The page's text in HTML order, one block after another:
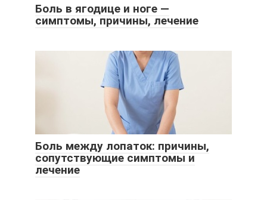
Боль в ягодице и ноге —
симптомы, причины, лечение
Боль между лопаток: причины,
сопутствующие симптомы и
лечение